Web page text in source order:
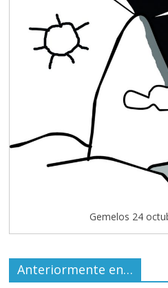
Gemelos 24
Anteriormente en…